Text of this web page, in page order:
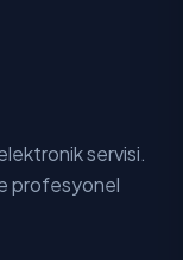
servisi.
profesyonel